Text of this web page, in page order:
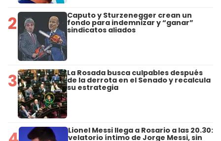
2 Caputo y Sturzenegger crean un
fondo para indemnizar y “ganar”
sindicatos aliados
3 La Rosada busca culpables después
de la derrota en el Senado y recalcula
su estrategia
Lionel Messi llega a Rosario a las 20.30:
velatorio íntimo de Jorge Messi, sin